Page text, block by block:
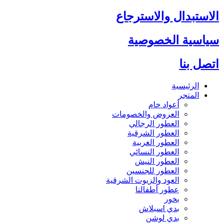
الاستبدال والاسترجاع
سياسية الخصوصية
اتصل بنا
الرئيسية
المتجر
أعواد خام
العروض والخصومات
العطور الرجالي
العطور الشرقية
العطور الغربية
العطور النسائي
العطور النيش
العطور للجنسين
العود والزيوت الشرقية
عطور أطفالنا
بخور
بدي اسبلاش
بدي لوشن